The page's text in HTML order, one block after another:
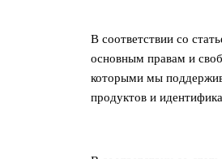
В соответствии со
основным правам и
которыми мы
продуктов и